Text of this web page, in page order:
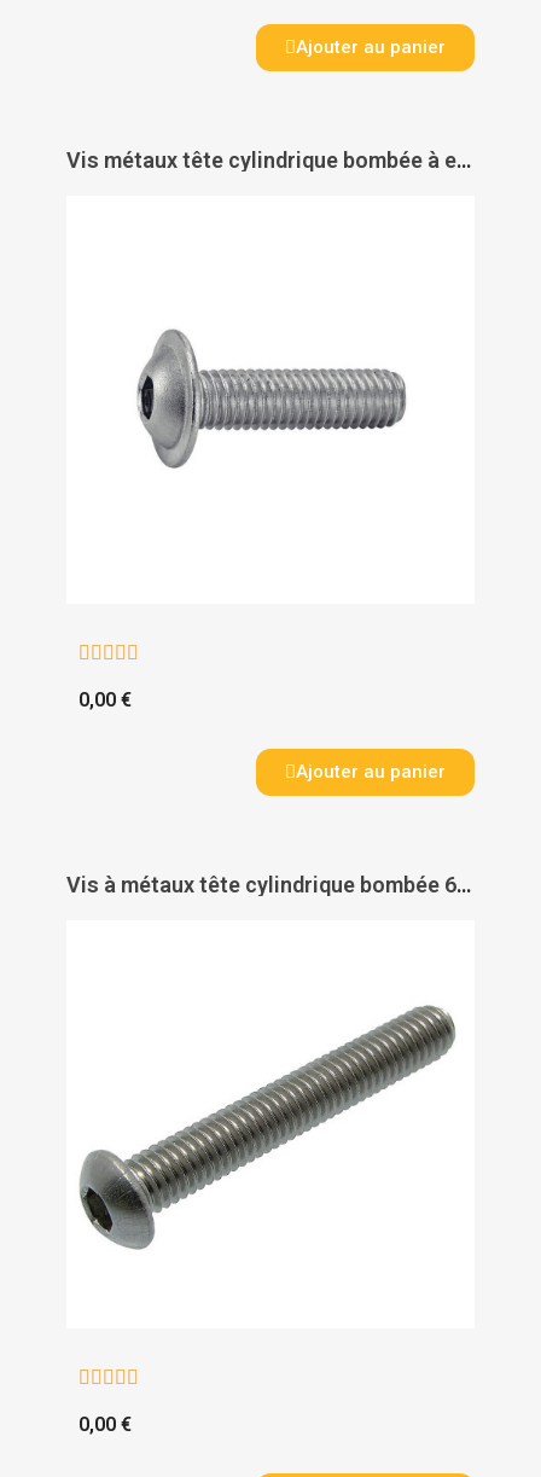
Ajouter au panier
Vis métaux tête cylindrique bombée à embase filetage total empreinte 6 pans creux inox A2 IOS 7380 - ACTON
    
0,00 €
Ajouter au panier
Vis à métaux tête cylindrique bombée 6 pans creux inox A2 ISO 7380 - ACTON
    
0,00 €